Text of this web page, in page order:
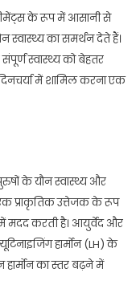
के रूप में आसानी से
स्वास्थ्य का समर्थन देते हैं।
स्वास्थ्य को बेहतर
में शामिल करना एक
के यौन स्वास्थ्य और
प्राकृतिक उत्तेजक के रूप
मदद करती है। आयुर्वेद और
हार्मोन (LH) के
का स्तर बढ़ने में